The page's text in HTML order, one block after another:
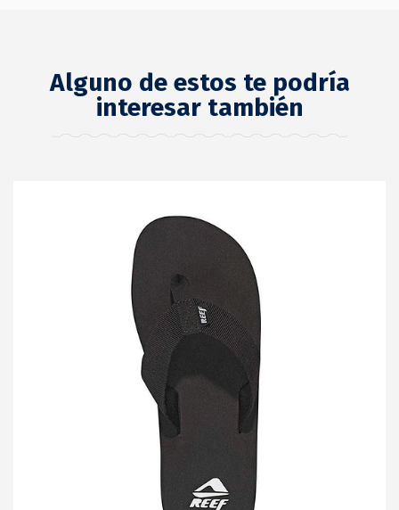
Alguno de estos te podría
interesar también